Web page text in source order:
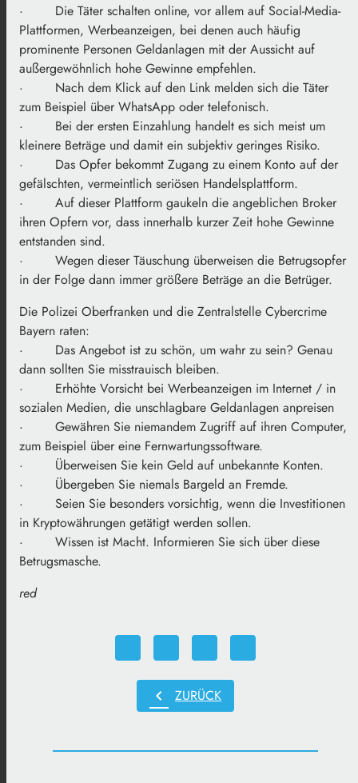
· Die Täter schalten online, vor allem auf Social-Media-
Plattformen, Werbeanzeigen, bei denen auch häufig
prominente Personen Geldanlagen mit der Aussicht auf
außergewöhnlich hohe Gewinne empfehlen.
· Nach dem Klick auf den Link melden sich die Täter
zum Beispiel über WhatsApp oder telefonisch.
· Bei der ersten Einzahlung handelt es sich meist um
kleinere Beträge und damit ein subjektiv geringes Risiko.
· Das Opfer bekommt Zugang zu einem Konto auf der
gefälschten, vermeintlich seriösen Handelsplattform.
· Auf dieser Plattform gaukeln die angeblichen Broker
ihren Opfern vor, dass innerhalb kurzer Zeit hohe Gewinne
entstanden sind.
· Wegen dieser Täuschung überweisen die Betrugsopfer
in der Folge dann immer größere Beträge an die Betrüger.
Die Polizei Oberfranken und die Zentralstelle Cybercrime
Bayern raten:
· Das Angebot ist zu schön, um wahr zu sein? Genau
dann sollten Sie misstrauisch bleiben.
· Erhöhte Vorsicht bei Werbeanzeigen im Internet / in
sozialen Medien, die unschlagbare Geldanlagen anpreisen
· Gewähren Sie niemandem Zugriff auf ihren Computer,
zum Beispiel über eine Fernwartungssoftware.
· Überweisen Sie kein Geld auf unbekannte Konten.
· Übergeben Sie niemals Bargeld an Fremde.
· Seien Sie besonders vorsichtig, wenn die Investitionen
in Kryptowährungen getätigt werden sollen.
· Wissen ist Macht. Informieren Sie sich über diese
Betrugsmasche.
red
chevron_left ZURÜCK